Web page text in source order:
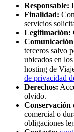
Responsable:
Finalidad:
servicios
Legitimación:
terceros salvo
ubicados en
hosting de
de privacidad
Derechos:
olvido.
Conservación
comercial o
obligaciones